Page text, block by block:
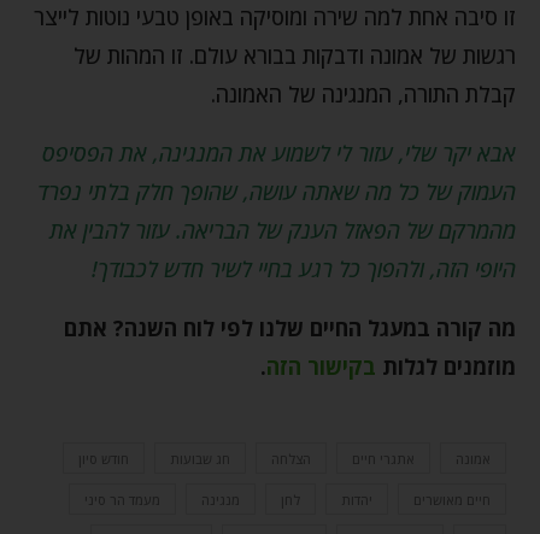
זו סיבה אחת למה שירה ומוסיקה באופן טבעי נוטות לייצר
רגשות של אמונה ודבקות בבורא עולם. זו המהות של
קבלת התורה, המנגינה של האמונה.
אבא יקר שלי, עזור לי לשמוע את המנגינה, את הפסיפס
העמוק של כל מה שאתה עושה, שהופך חלק בלתי נפרד
מהמרקם של הפאזל הענק של הבריאה. עזור להבין את
היופי הזה, ולהפוך כל רגע בחיי לשיר חדש לכבודך!
מה קורה במעגל החיים שלנו לפי לוח השנה? אתם
מוזמנים לגלות בקישור הזה.
אמונה אתגרי חיים הצלחה חג שבועות חודש סיון
חיים מאושרים יהדות מנגינה מעמד הר סיני